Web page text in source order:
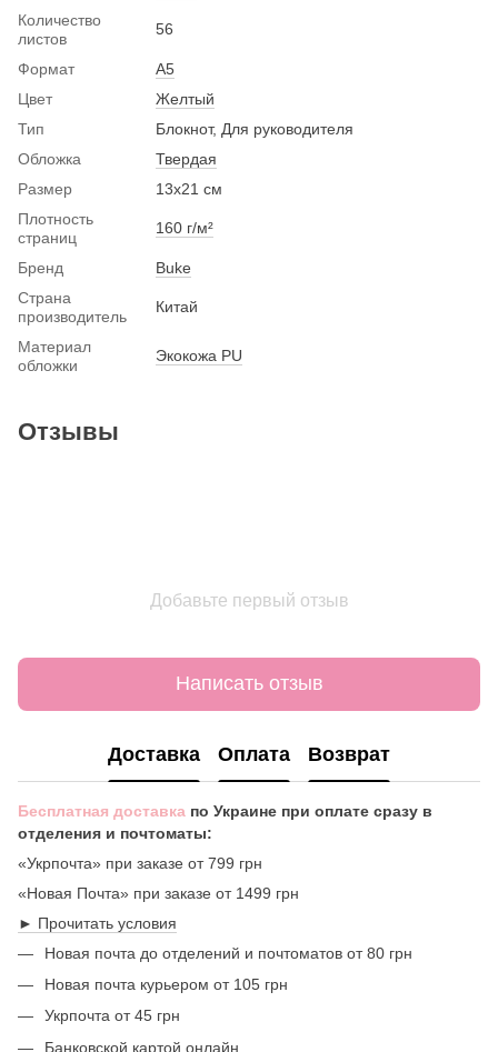
Количество
листов
56
Формат
A5
Цвет
Желтый
Тип
Блокнот, Для руководителя
Обложка
Твердая
Размер
13х21 см
Плотность
страниц
160 г/м²
Бренд
Buke
Страна
производитель
Китай
Материал
обложки
Экокожа PU
Отзывы
Добавьте первый отзыв
Написать отзыв
Доставка Оплата Возврат
Бесплатная доставка по Украине при оплате сразу в
отделения и почтоматы:
«Укрпочта» при заказе от 799 грн
«Новая Почта» при заказе от 1499 грн
► Прочитать условия
Новая почта до отделений и почтоматов от 80 грн
Новая почта курьером от 105 грн
Укрпочта от 45 грн
Банковской картой онлайн